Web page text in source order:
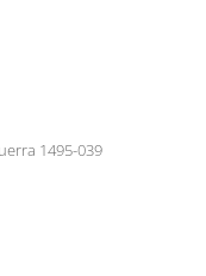
1495-039